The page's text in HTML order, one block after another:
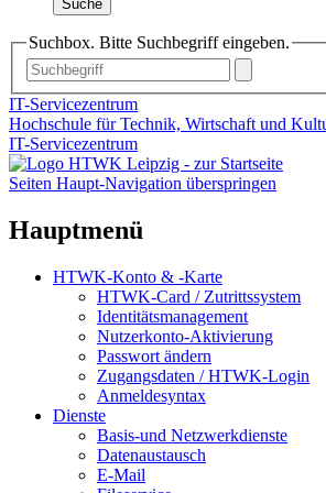
Suche
Suchbox. Bitte Suchbegriff eingeben.
IT-Servicezentrum
Hochschule für Technik, Wirtschaft und
IT-Servicezentrum
Seiten Haupt-Navigation überspringen
Hauptmenü
HTWK-Konto & -Karte
HTWK-Card / Zutrittssystem
Identitätsmanagement
Nutzerkonto-Aktivierung
Passwort ändern
Zugangsdaten / HTWK-Login
Anmeldesyntax
Dienste
Basis-und Netzwerkdienste
Datenaustausch
E-Mail